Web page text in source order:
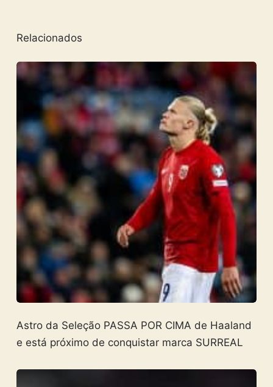
Relacionados
Astro da Seleção PASSA POR CIMA de Haaland
e está próximo de conquistar marca SURREAL